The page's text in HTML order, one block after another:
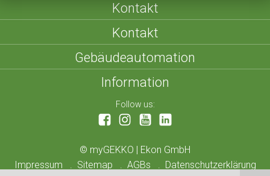
Kontakt
Kontakt
Gebäudeautomation
Information
Follow us:
© myGEKKO | Ekon GmbH
Impressum
Sitemap AGBs
Datenschutzerklärung